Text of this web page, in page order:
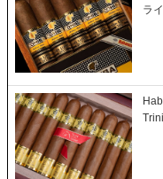
ラ